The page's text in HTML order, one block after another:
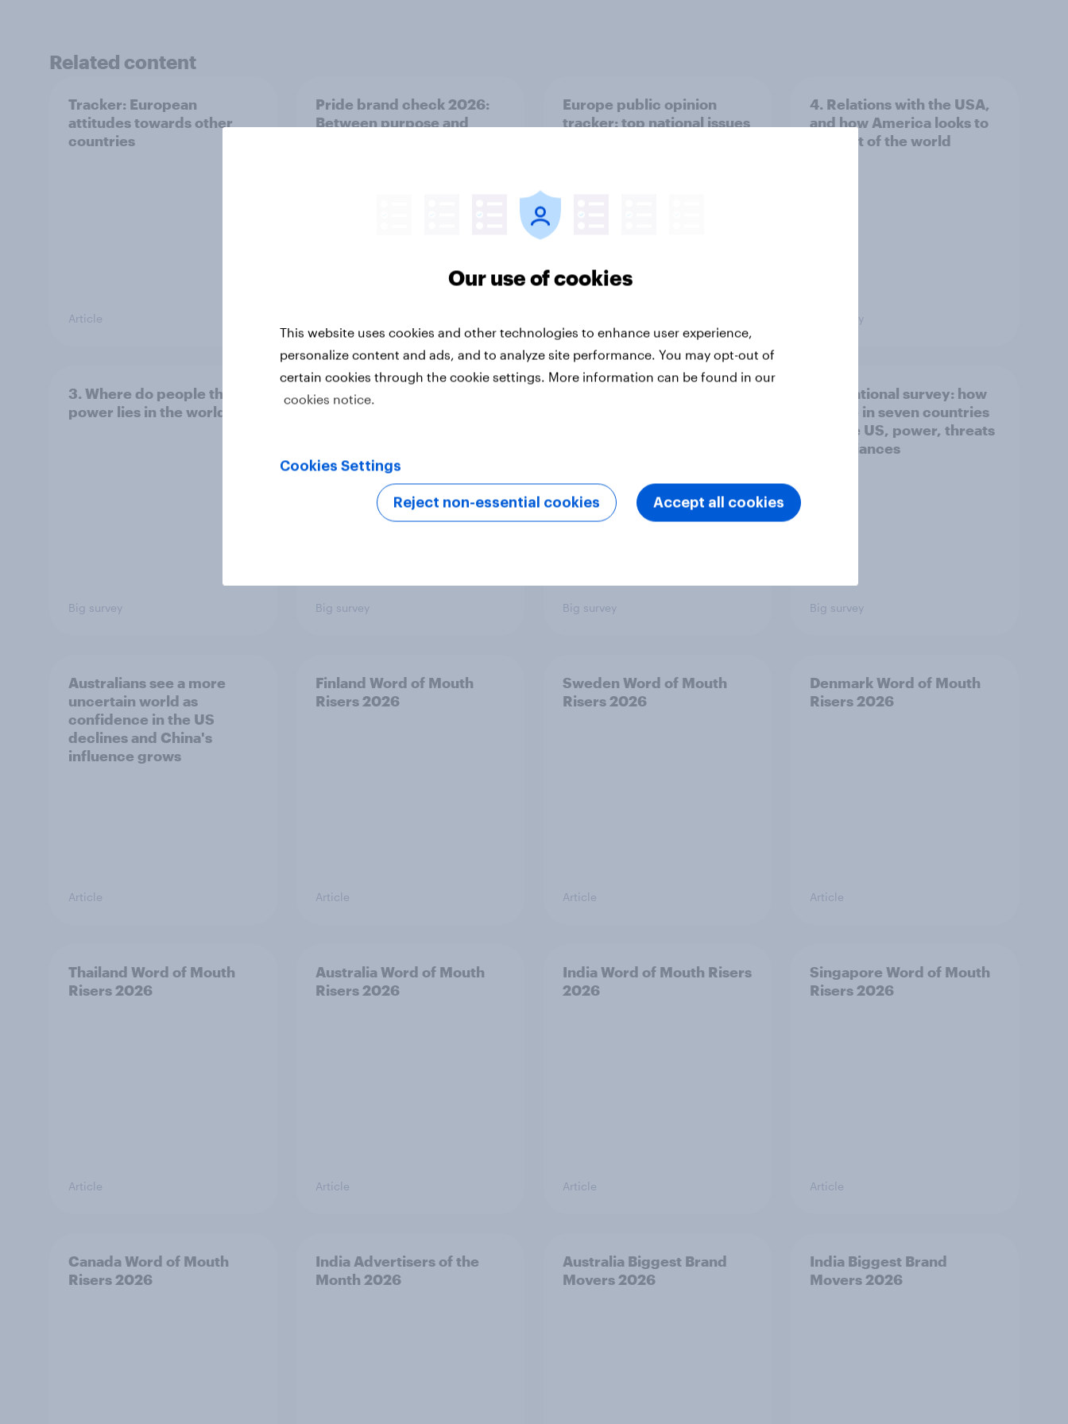
Related content
Tracker: European
attitudes towards other
countries
Article
Pride brand check 2026:
Between purpose and
Europe public opinion
tracker: top national issues
4. Relations with the USA,
and how America looks to
the rest of the world
Big survey
3. Where do people think
power lies in the world?
Big survey
2. NATO and national
Big survey Big survey
International survey: how
people in seven countries
see the US, power, threats
and alliances
Big survey
Australians see a more
uncertain world as
confidence in the US
declines and China's
influence grows
Article
Finland Word of Mouth
Risers 2026
Article
Sweden Word of Mouth
Risers 2026
Article
Denmark Word of Mouth
Risers 2026
Article
Thailand Word of Mouth
Risers 2026
Article
Australia Word of Mouth
Risers 2026
Article
India Word of Mouth Risers
2026
Article
Singapore Word of Mouth
Risers 2026
Article
Canada Word of Mouth
Risers 2026
India Advertisers of the
Month 2026
Australia Biggest Brand
Movers 2026
India Biggest Brand
Movers 2026
Our use of cookies
This website uses cookies and other technologies to enhance user experience,
personalize content and ads, and to analyze site performance. You may opt-out of
certain cookies through the cookie settings. More information can be found in our
cookies notice.
Cookies Settings
Reject non-essential cookies Accept all cookies